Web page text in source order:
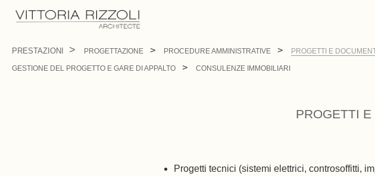
PRESTAZIONI PROGETTAZIONE PROCEDURE AMMINISTRATIVE PROGETTI E
GESTIONE DEL PROGETTO E GARE DI APPALTO CONSULENZE IMMOBILIARI
PROGETTI
Progetti tecnici (sistemi elettrici, controsoffitti,